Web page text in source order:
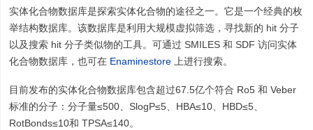
实体化合物数据库是探索实体化合物的途径之一。它是一个经典的枚
举结构数据库。该数据库是利用大规模虚拟筛选，寻找新的 hit 分子
以及搜索 hit 分子类似物的工具。可通过 SMILES 和 SDF 访问实体
化合物数据库，也可在 Enaminestore上进行搜索。
目前发布的实体化合物数据库包含超过67.5亿个符合 Ro5 和 Veber
标准的分子：分子量≤500、SlogP≤5、HBA≤10、HBD≤5、
RotBonds≤10和 TPSA≤140。